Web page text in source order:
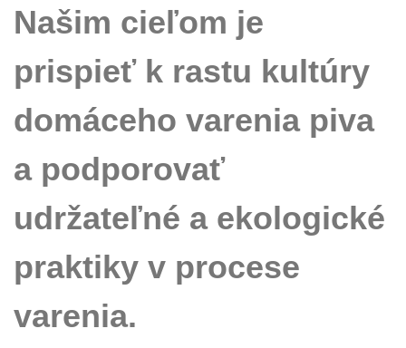
Našim cieľom je
prispieť k rastu kultúry
domáceho varenia piva
a podporovať
udržateľné a ekologické
praktiky v procese
varenia.